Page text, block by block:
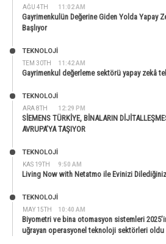
AĞU 4TH 11:02 AM
Gayrimenkulün Değerine Giden Yolda Yapay
Başlıyor
TEM 30TH 11:42 AM
TEKNOLOJİ
Gayrimenkul değerleme sektörü yapay zekâ
ARA 8TH 12:29 PM
TEKNOLOJİ
SİEMENS TÜRKİYE, BİNALARIN
AVRUPA’YA TAŞIYOR
KAS 19TH 9:50 AM
TEKNOLOJİ
Living Now with Netatmo ile Evinizi
MAY 15TH 10:40 AM
TEKNOLOJİ
Biyometri ve bina otomasyon sistemleri
uğrayan operasyonel teknoloji sektörleri oldu